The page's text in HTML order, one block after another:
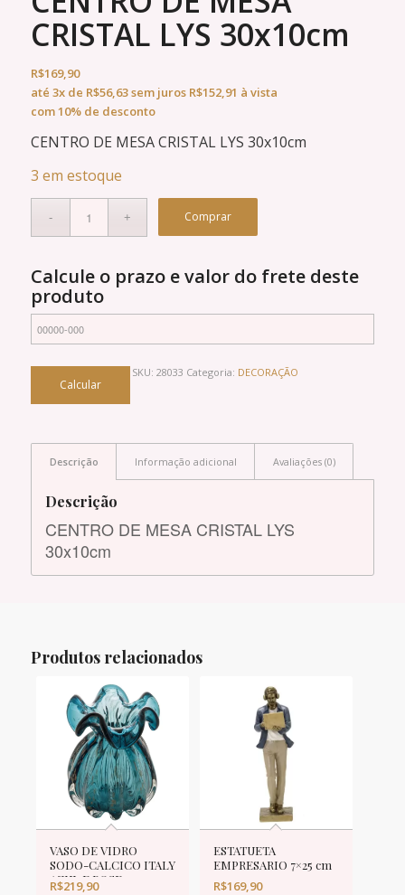
CRISTAL LYS 30x10cm
R$169,90
até 3xde R$56,63sem juros R$152,91 à vista
com 10% de desconto
CENTRO DE MESA CRISTAL LYS 30x10cm
3 em estoque
Comprar
Calcule o prazo e valor do frete deste
produto
SKU: 28033 Categoria: DECORAÇÃO
Descrição Informação adicional Avaliações (0)
Descrição
CENTRO DE MESA CRISTAL LYS
30x10cm
Produtos relacionados
VASO DE VIDRO
SODO-CALCICO ITALY
AZUL E ROSE 13x17cm
R$219,90
ESTATUETA
EMPRESARIO 7×25 cm
R$169,90